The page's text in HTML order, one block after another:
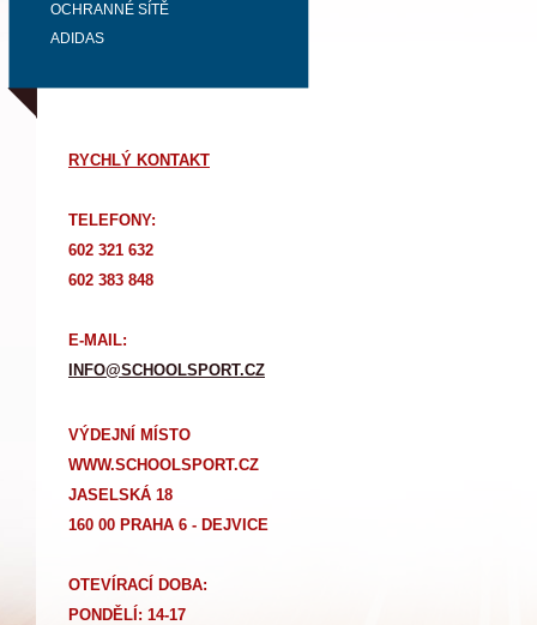
OCHRANNÉ SÍTĚ
ADIDAS
RYCHLÝ KONTAKT
TELEFONY:
602 321 632
602 383 848
E-MAIL:
INFO@SCHOOLSPORT.CZ
VÝDEJNÍ MÍSTO
WWW.SCHOOLSPORT.CZ
JASELSKÁ 18
160 00 PRAHA 6 - DEJVICE
OTEVÍRACÍ DOBA:
PONDĚLÍ: 14-17